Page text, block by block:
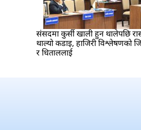
संसदमा कुर्सी खाली हुन थालेपछि
थाल्यो कडाइ, हाजिरी विश्लेषणको
र धिताललाई